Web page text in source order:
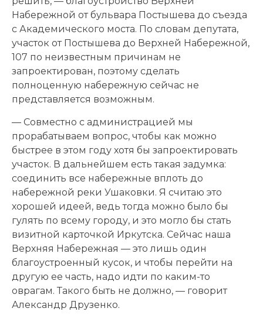
Набережной от бульвара Постышева до съезда
с Академического моста. По словам депутата,
участок от Постышева до Верхней Набережной,
107 по неизвестным причинам не
запроектирован, поэтому сделать
полноценную набережную сейчас не
представляется возможным.
— Совместно с администрацией мы
прорабатываем вопрос, чтобы как можно
быстрее в этом году хотя бы запроектировать
участок. В дальнейшем есть такая задумка:
соединить все набережные вплоть до
набережной реки Ушаковки. Я считаю это
хорошей идеей, ведь тогда можно было бы
гулять по всему городу, и это могло бы стать
визитной карточкой Иркутска. Сейчас наша
Верхняя Набережная — это лишь один
благоустроенный кусок, и чтобы перейти на
другую ее часть, надо идти по каким-то
оврагам. Такого быть не должно, — говорит
Александр Друзенко.